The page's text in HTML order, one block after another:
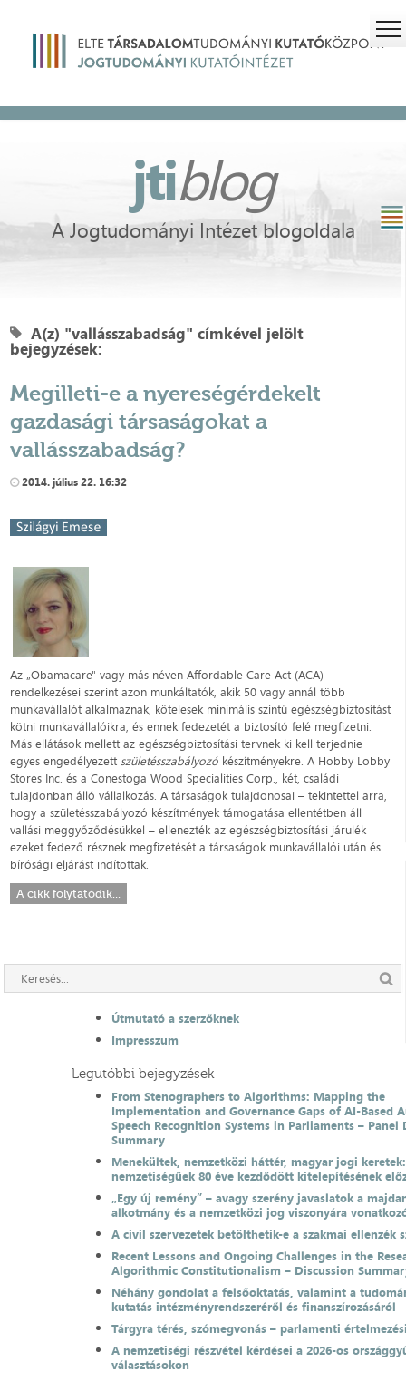
jtiblog
A Jogtudományi Intézet blogoldala
A(z) "vallásszabadság" címkével jelölt
bejegyzések:
Megilleti-e a nyereségérdekelt
gazdasági társaságokat a
vallásszabadság?
2014. július 22. 16:32
Az „Obamacare" vagy más néven Affordable Care Act (ACA)
rendelkezései szerint azon munkáltatók, akik 50 vagy annál több
munkavállalót alkalmaznak, kötelesek minimális szintű egészségbiztosítást
kötni munkavállalóikra, és ennek fedezetét a biztosító felé megfizetni.
Más ellátások mellett az egészségbiztosítási tervnek ki kell terjednie
egyes engedélyezettszületésszabályozó készítményekre. A Hobby Lobby
Stores Inc. és a Conestoga Wood Specialities Corp., két, családi
tulajdonban álló vállalkozás. A társaságok tulajdonosai – tekintettel arra,
hogy a születésszabályozó készítmények támogatása ellentétben áll
vallási meggyőződésükkel – ellenezték az egészségbiztosítási járulék
ezeket fedező résznek megfizetését a társaságok munkavállalói után és
bírósági eljárást indítottak.
A cikk folytatódik...
Útmutató a szerzőknek
Impresszum
Legutóbbi bejegyzések
From Stenographers to Algorithms: Mapping the
Implementation and Governance Gaps of AI-Based
Speech Recognition Systems in Parliaments – Panel
Summary
Menekültek, nemzetközi háttér, magyar jogi
nemzetiségűek 80 éve kezdődött kitelepítésének
„Egy új remény” – avagy szerény javaslatok a
alkotmány és a nemzetközi jog viszonyára
A civil szervezetek betölthetik-e a szakmai ellenzék
Recent Lessons and Ongoing Challenges in the
Algorithmic Constitutionalism – Discussion
Néhány gondolat a felsőoktatás, valamint a
kutatás intézményrendszeréről és finanszírozásáról
Tárgyra térés, szómegvonás – parlamenti
A nemzetiségi részvétel kérdései a 2026-os
választásokon